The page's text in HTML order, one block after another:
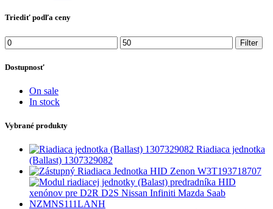
Triediť podľa ceny
Minimálna
cena
Maximálna
cena
Filter
Dostupnosť
On sale
In stock
Vybrané produkty
Riadiaca jednotka
(Ballast) 1307329082
Riadiaca Jednotka HID Zenon W3T193718707